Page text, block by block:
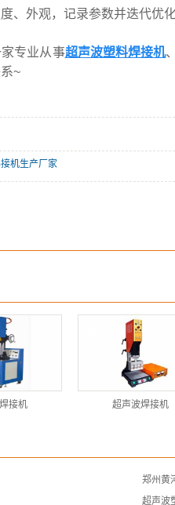
外观，记录参数并迭代优
专业从事超声波塑料焊接机
~
机生产厂家
接机 超声波焊接机
郑州黄
超声波